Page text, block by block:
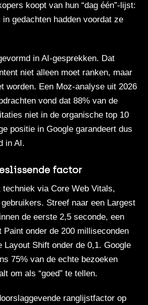
koopt van hun “dag één”-lijst:
gedachten hadden voordat ze
in AI-gesprekken. Dat
niet alleen moet ranken, maar
worden. Een Moz-analyse uit 2026
vond dat 88% van de
niet in de organische top 10
positie in Google garandeert dus
in AI.
factor
techniek via Core Web Vitals,
Streef naar een Largest
de eerste 2,5 seconde, een
Paint onder de 200 milliseconden
Layout Shift onder de 0,1. Google
75% van de echte bezoeken
om als “goed” te tellen.
ranglijstfactor op